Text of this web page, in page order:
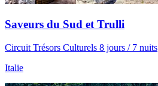
Saveurs du Sud et Trulli
Circuit Trésors Culturels 8 jours / 7 nuits
Italie